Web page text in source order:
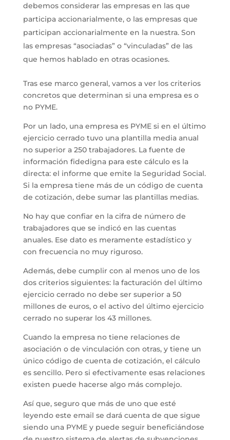
debemos considerar las empresas en las que
participa accionarialmente, o las empresas que
participan accionarialmente en la nuestra. Son
las empresas “asociadas” o “vinculadas” de las
que hemos hablado en otras ocasiones.
Tras ese marco general, vamos a ver los criterios
concretos que determinan si una empresa es o
no PYME.
Por un lado, una empresa es PYME si en el último
ejercicio cerrado tuvo una plantilla media anual
no superior a 250 trabajadores. La fuente de
información fidedigna para este cálculo es la
directa: el informe que emite la Seguridad Social.
Si la empresa tiene más de un código de cuenta
de cotización, debe sumar las plantillas medias.
No hay que confiar en la cifra de número de
trabajadores que se indicó en las cuentas
anuales. Ese dato es meramente estadístico y
con frecuencia no muy riguroso.
Además, debe cumplir con al menos uno de los
dos criterios siguientes: la facturación del último
ejercicio cerrado no debe ser superior a 50
millones de euros, o el activo del último ejercicio
cerrado no superar los 43 millones.
Cuando la empresa no tiene relaciones de
asociación o de vinculación con otras, y tiene un
único código de cuenta de cotización, el cálculo
es sencillo. Pero si efectivamente esas relaciones
existen puede hacerse algo más complejo.
Así que, seguro que más de uno que esté
leyendo este email se dará cuenta de que sigue
siendo una PYME y puede seguir beneficiándose